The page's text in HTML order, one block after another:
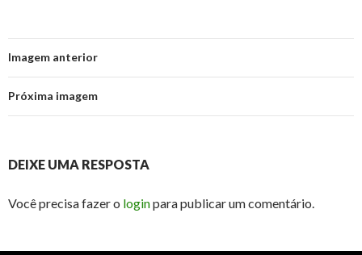
Imagem anterior
Próxima imagem
DEIXE UMA RESPOSTA
Você precisa fazer o loginpara publicar um comentário.